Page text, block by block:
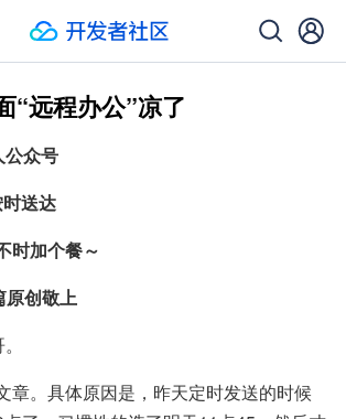
“远程办公”凉了
公众号
送达
时加个餐～
原创敬上
章。具体原因是，昨天定时发送的时候